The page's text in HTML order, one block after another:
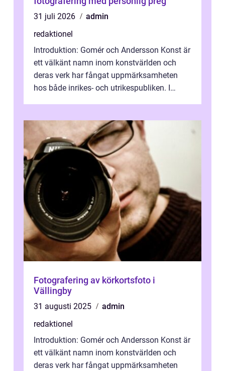
31 juli 2026
admin
redaktionel
Introduktion: Gomér och Andersson Konst är
ett välkänt namn inom konstvärlden och
deras verk har fångat uppmärksamheten
hos både inrikes- och utrikespubliken. I
Fotografering av körkortsfoto i
Vällingby
31 augusti 2025
admin
redaktionel
Introduktion: Gomér och Andersson Konst är
ett välkänt namn inom konstvärlden och
deras verk har fångat uppmärksamheten